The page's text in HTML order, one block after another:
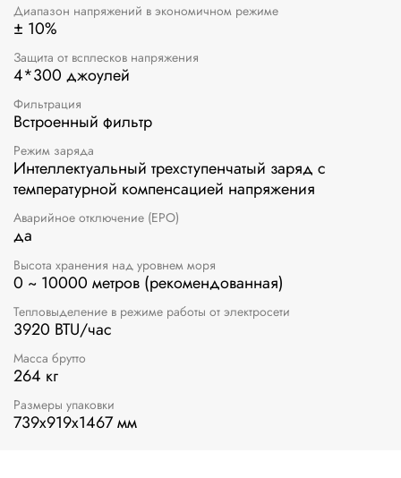
Диапазон напряжений в экономичном режиме
± 10%
Защита от всплесков напряжения
4*300 джоулей
Фильтрация
Встроенный фильтр
Режим заряда
Интеллектуальный трехступенчатый заряд с
температурной компенсацией напряжения
Аварийное отключение (EPO)
да
Высота хранения над уровнем моря
0 ~ 10000 метров (рекомендованная)
Тепловыделение в режиме работы от электросети
3920 BTU/час
Масса брутто
264 кг
Размеры упаковки
739х919х1467 мм